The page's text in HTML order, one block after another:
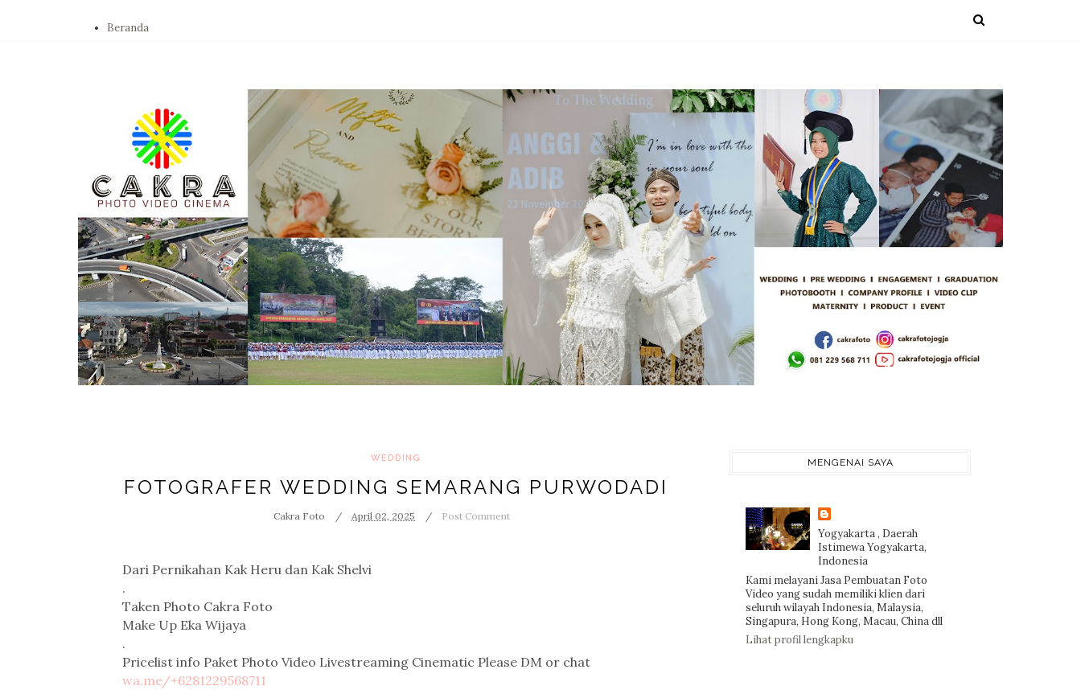
Beranda
WEDDING
FOTOGRAFER WEDDING SEMARANG PURWODADI
Cakra Foto April 02, 2025 Post Comment
Dari Pernikahan Kak Heru dan Kak Shelvi
.
Taken Photo Cakra Foto
Make Up Eka Wijaya
.
wa.me/+6281229568711
MENGENAI SAYA
Yogyakarta , Daerah
Istimewa Yogyakarta,
Indonesia
Kami melayani Jasa Pembuatan Foto
Video yang sudah memiliki klien dari
seluruh wilayah Indonesia, Malaysia,
Singapura, Hong Kong, Macau, China dll
Lihat profil lengkapku